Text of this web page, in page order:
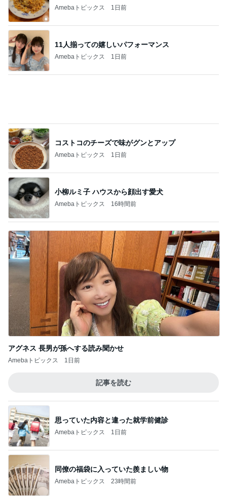
Amebaトピックス 1日前
小柳ルミ子 ハウスから顔出す愛犬
Amebaトピックス 16時間前
アグネス 長男が孫へする読み聞かせ
Amebaトピックス
記事を読む
思っていた内容と違った就学前健診
Amebaトピックス 1日前
同僚の福袋に入っていた羨ましい物
Amebaトピックス 23時間前
Amebaトピックス 2日前
早く開けたい可愛いオレンジの箱
Amebaトピックス 2日前